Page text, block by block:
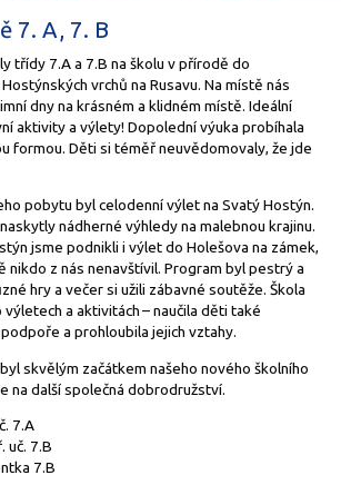
7. A, 7. B
třídy 7.A a 7.B na školu v přírodě do
vrchů na Rusavu. Na místě nás
dny na krásném a klidném místě. Ideální
aktivity a výlety! Dopolední výuka probíhala
formou. Děti si téměř neuvědomovaly, že jde
pobytu byl celodenní výlet na Svatý Hostýn.
nádherné výhledy na malebnou krajinu.
jsme podnikli i výlet do Holešova na zámek,
z nás nenavštívil. Program byl pestrý a
hry a večer si užili zábavné soutěže. Škola
a aktivitách – naučila děti také
a prohloubila jejich vztahy.
skvělým začátkem našeho nového školního
na další společná dobrodružství.
7.A
uč. 7.B
7.B